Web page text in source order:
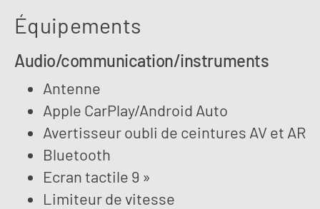
Équipements
Audio/communication/instruments
Antenne
Apple CarPlay/Android Auto
Avertisseur oubli de ceintures AV et AR
Bluetooth
Ecran tactile 9 »
Limiteur de vitesse